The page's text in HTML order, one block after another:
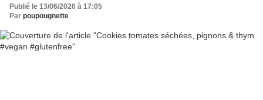
Publié le 13/06/2020 à 17:05
Par poupougnette